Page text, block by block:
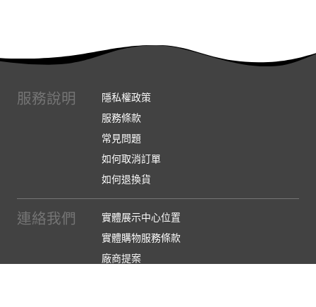
服務說明
隱私權政策
服務條款
常見問題
如何取消訂單
如何退換貨
連絡我們
實體展示中心位置
實體購物服務條款
廠商提案